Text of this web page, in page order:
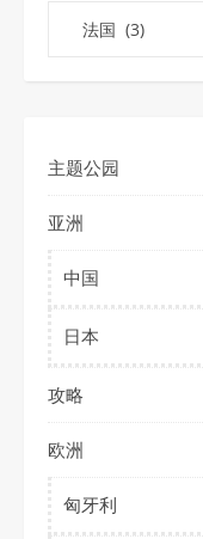
主题公园
亚洲
中国
日本
攻略
欧洲
匈牙利